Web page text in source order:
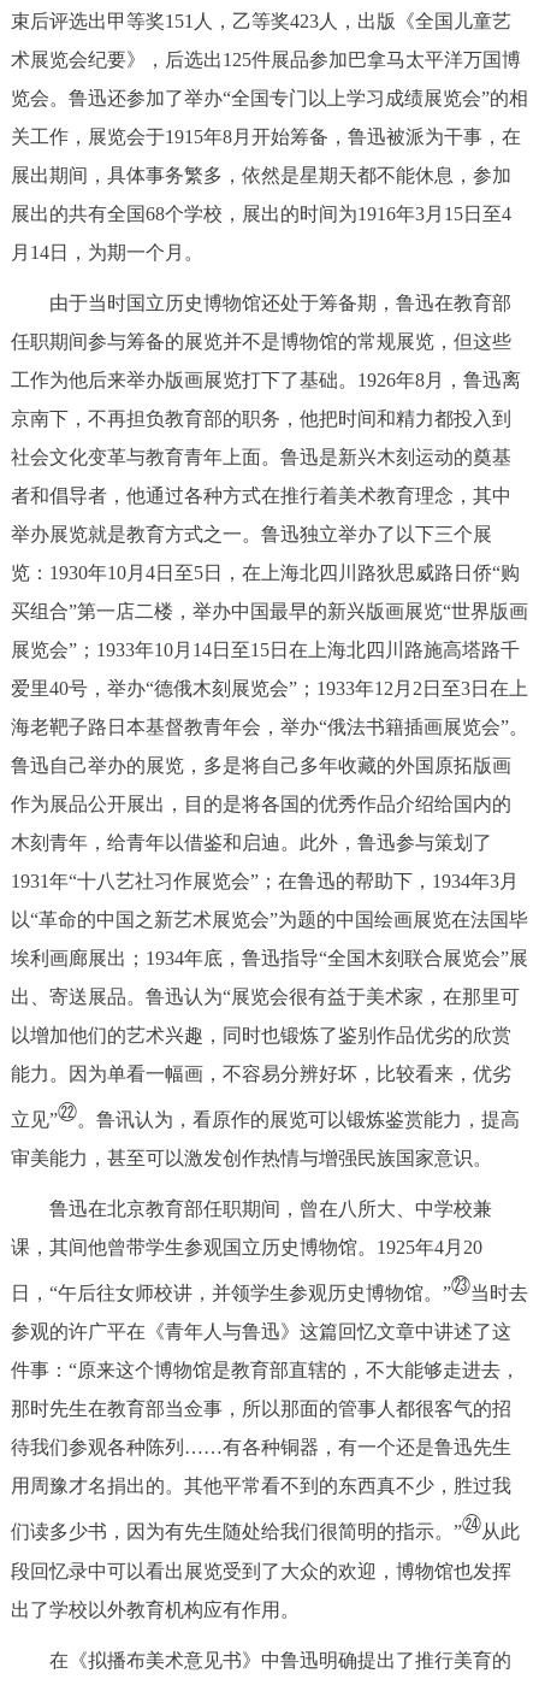
束后评选出甲等奖151人，乙等奖423人，出版《全国儿童艺
术展览会纪要》，后选出125件展品参加巴拿马太平洋万国博
览会。鲁迅还参加了举办“全国专门以上学习成绩展览会”的相
关工作，展览会于1915年8月开始筹备，鲁迅被派为干事，在
展出期间，具体事务繁多，依然是星期天都不能休息，参加
展出的共有全国68个学校，展出的时间为1916年3月15日至4
月14日，为期一个月。
由于当时国立历史博物馆还处于筹备期，鲁迅在教育部
任职期间参与筹备的展览并不是博物馆的常规展览，但这些
工作为他后来举办版画展览打下了基础。1926年8月，鲁迅离
京南下，不再担负教育部的职务，他把时间和精力都投入到
社会文化变革与教育青年上面。鲁迅是新兴木刻运动的奠基
者和倡导者，他通过各种方式在推行着美术教育理念，其中
举办展览就是教育方式之一。鲁迅独立举办了以下三个展
览：1930年10月4日至5日，在上海北四川路狄思威路日侨“购
买组合”第一店二楼，举办中国最早的新兴版画展览“世界版画
展览会”；1933年10月14日至15日在上海北四川路施高塔路千
爱里40号，举办“德俄木刻展览会”；1933年12月2日至3日在上
海老靶子路日本基督教青年会，举办“俄法书籍插画展览会”。
鲁迅自己举办的展览，多是将自己多年收藏的外国原拓版画
作为展品公开展出，目的是将各国的优秀作品介绍给国内的
木刻青年，给青年以借鉴和启迪。此外，鲁迅参与策划了
1931年“十八艺社习作展览会”；在鲁迅的帮助下，1934年3月
以“革命的中国之新艺术展览会”为题的中国绘画展览在法国毕
埃利画廊展出；1934年底，鲁迅指导“全国木刻联合展览会”展
出、寄送展品。鲁迅认为“展览会很有益于美术家，在那里可
以增加他们的艺术兴趣，同时也锻炼了鉴别作品优劣的欣赏
能力。因为单看一幅画，不容易分辨好坏，比较看来，优劣
立见”㉒。鲁讯认为，看原作的展览可以锻炼鉴赏能力，提高
审美能力，甚至可以激发创作热情与增强民族国家意识。
鲁迅在北京教育部任职期间，曾在八所大、中学校兼
课，其间他曾带学生参观国立历史博物馆。1925年4月20
日，“午后往女师校讲，并领学生参观历史博物馆。”㉓当时去
参观的许广平在《青年人与鲁迅》这篇回忆文章中讲述了这
件事：“原来这个博物馆是教育部直辖的，不大能够走进去，
那时先生在教育部当佥事，所以那面的管事人都很客气的招
待我们参观各种陈列……有各种铜器，有一个还是鲁迅先生
用周豫才名捐出的。其他平常看不到的东西真不少，胜过我
们读多少书，因为有先生随处给我们很简明的指示。”㉔从此
段回忆录中可以看出展览受到了大众的欢迎，博物馆也发挥
出了学校以外教育机构应有作用。
在《拟播布美术意见书》中鲁迅明确提出了推行美育的